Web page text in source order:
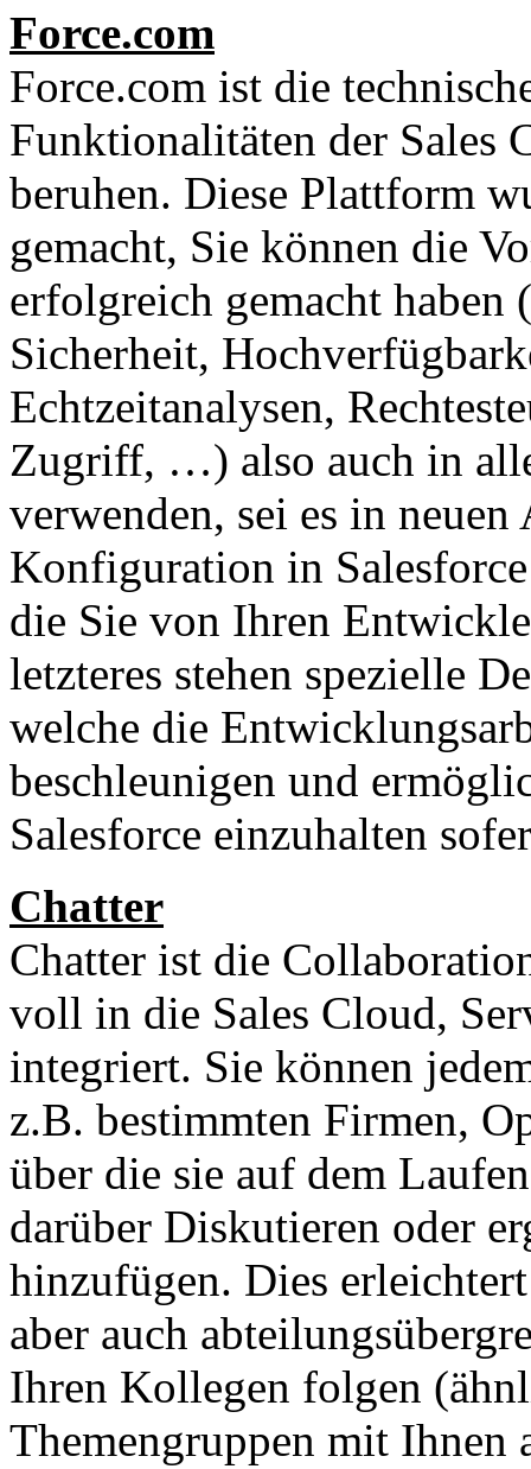
Force.com
Force.com ist die
Funktionalitäten der Sales
beruhen. Diese Plattform
gemacht, Sie können die
erfolgreich gemacht
Sicherheit,
Echtzeitanalysen,
Zugriff, …) also auch in
verwenden, sei es in
Konfiguration in
die Sie von Ihren
letzteres stehen spezielle
welche die
beschleunigen und
Salesforce einzuhalten
Chatter
Chatter ist die
voll in die Sales Cloud,
integriert. Sie können
z.B. bestimmten Firmen,
über die sie auf dem
darüber Diskutieren oder
hinzufügen. Dies
aber auch
Ihren Kollegen folgen
Themengruppen mit Ihnen